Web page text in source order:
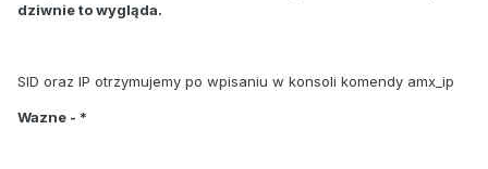
dziwnie to wygląda.
SID oraz IP otrzymujemy po wpisaniu w konsoli komendy amx_ip
Wazne - *